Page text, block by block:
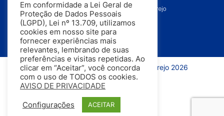
Todos os direitos reservados | InfoVarejo 2026
Em conformidade a Lei Geral de
Proteção de Dados Pessoais
(LGPD), Lei nº 13.709, utilizamos
cookies em nosso site para
fornecer experiências mais
relevantes, lembrando de suas
preferências e visitas repetidas. Ao
clicar em “Aceitar”, você concorda
com o uso de TODOS os cookies.
AVISO DE PRIVACIDADE
Configurações ACEITAR